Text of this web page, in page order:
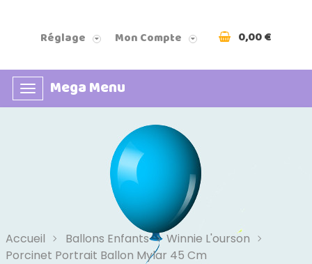
Réglage Mon Compte 0,00 €
Basculer
la
Mega Menu
Accueil Ballons Enfants
Winnie L'ourson
Porcinet Portrait Ballon Mylar 45 Cm